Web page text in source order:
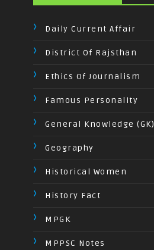
Daily Current Affair
District Of Rajsthan
Ethics Of Journalism
Famous Personality
General Knowledge (GK)
Geography
Historical Women
History Fact
MPGK
MPPSC Notes